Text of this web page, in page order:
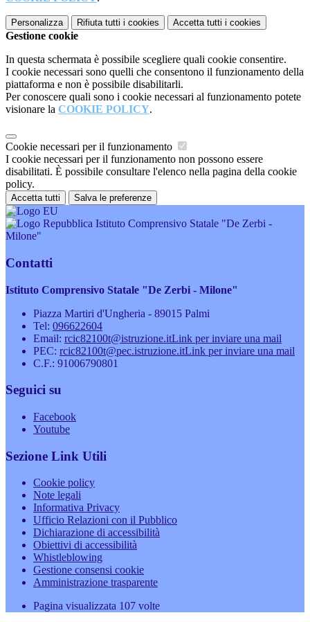
Personalizza Rifiuta tutti i cookies Accetta tutti i cookies
Gestione cookie
In questa schermata è possibile scegliere quali cookie consentire.
I cookie necessari sono quelli che consentono il funzionamento della
piattaforma e non è possibile disabilitarli.
Per conoscere quali sono i cookie necessari al funzionamento potete
visionare la COOKIE POLICY.
Cookie necessari per il funzionamento
I cookie necessari per il funzionamento non possono essere
disabilitati. È possibile consultare l'elenco nella pagina della cookie
policy.
Accetta tutti Salva le preferenze
Istituto Comprensivo Statale "De Zerbi -
Milone"
Contatti
Istituto Comprensivo Statale "De Zerbi - Milone"
Piazza Martiri d'Ungheria - 89015 Palmi
Tel: 096622604
Email: rcic82100t@istruzione.itLink per inviare una mail
PEC: rcic82100t@pec.istruzione.itLink per inviare una mail
C.F.: 91006790801
Seguici su
Facebook
Youtube
Sezione Link Utili
Cookie policy
Note legali
Informativa Privacy
Ufficio Relazioni con il Pubblico
Dichiarazione di accessibilità
Obiettivi di accessibilità
Whistleblowing
Gestione consensi cookie
Amministrazione trasparente
Pagina visualizzata 107 volte